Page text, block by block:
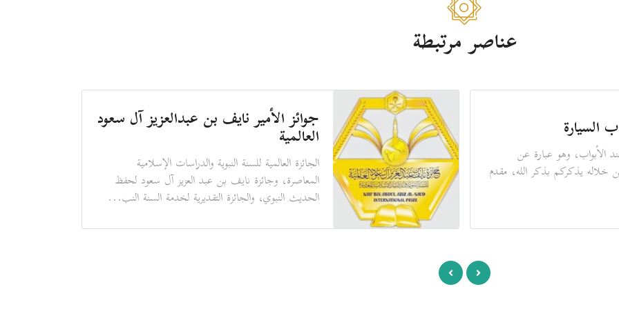
عناصر مرتبطة
السيارة
الأبواب، وهو عبارة عن
خلاله يذكركم بذكر الله، مقدم
جوائز الأمير نايف بن عبدالعزيز آل سعود
العالمية
الجائزة العالمية للسنة النبوية والدراسات الإسلامية
المعاصرة، وجائزة نايف بن عبد العزيز آل سعود لحفظ
الحديث النبوي، والجائزة التقديرية لخدمة السنة النب...